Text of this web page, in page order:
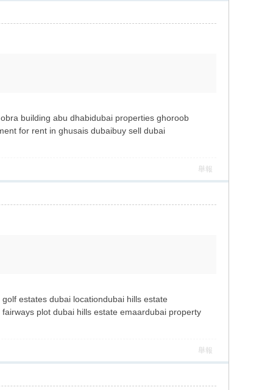
building abu dhabidubai properties ghoroob
for rent in ghusais dubaibuy sell dubai
舉報
estates dubai locationdubai hills estate
plot dubai hills estate emaardubai property
舉報